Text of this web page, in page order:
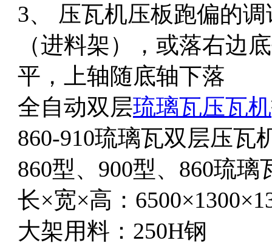
3、 压瓦机压板跑偏的
（进料架），或落右边
平，上轴随底轴下落
全自动双层琉璃瓦压瓦机
860-910琉璃瓦双层压瓦
860型、900型、860琉
长×宽×高：
大架用料：250H钢